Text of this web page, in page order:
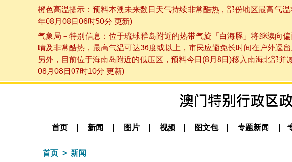
橙色高温提示：预料本澳未来数日天气持续非常酷热，部份地区最高气
年08月08日06时50分 更新)
气象局－特别信息：位于琉球群岛附近的热带气旋「白海豚」将继续向
晴及非常酷热，最高气温可达36度或以上，市民应避免长时间在户外逗
另外，目前位于海南岛附近的低压区，预料今日(8月8日)移入南海北部
08月08日07时10分 更新)
首页 新闻 图片 视频 图文包 专题新闻
首页 新闻